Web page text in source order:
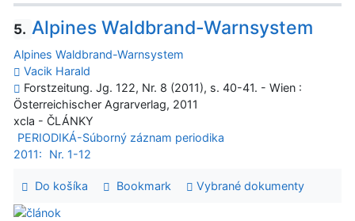
5. Alpines Waldbrand-Warnsystem
Alpines Waldbrand-Warnsystem
Vacik Harald
Forstzeitung. Jg. 122, Nr. 8 (2011), s. 40-41. - Wien :
Österreichischer Agrarverlag, 2011
xcla - ČLÁNKY
PERIODIKÁ-Súborný záznam periodika
2011:
Nr. 1-12
Do košíka Bookmark Vybrané dokumenty